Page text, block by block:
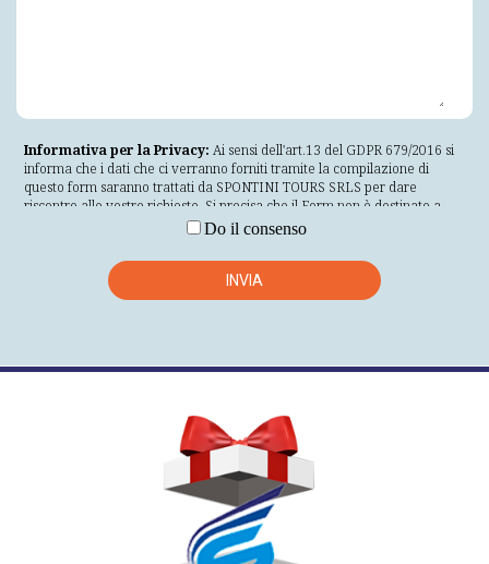
Informativa per la Privacy: Ai sensi dell'art.13 del GDPR 679/2016 si
informa che i dati che ci verranno forniti tramite la compilazione di
questo form saranno trattati da SPONTINI TOURS SRLS per dare
riscontro alle vostre richieste. Si precisa che il Form non è destinato a
visitatori di età inferiore a 16 anni o che non siano maggiorenni nella loro
specificati, non inserire i propri dati personali nel Form. La informiamo
inoltre che i dati personali a Lei riferibili saranno trattati nel rispetto
delle modalità indicate nell'art.5 del GDPR 679/2016 il quale prevede
con tali finalità; adeguati, pertinenti e limitati a quanto necessario
interessati per un arco di tempo non superiore al conseguimento delle
finalità per le quali sono trattati; trattati in maniera da garantire
un'adeguata sicurezza dei dati personali, compresa la protezione,
mediante misure tecniche e organizzative adeguate, da trattamenti non
autorizzati o illeciti e dalla perdita, dalla distruzione o dal danno
accidentali. Il conferimento dei dati si basa sul consenso dell'interessato
che è libero e facoltativo. Il mancato consenso comporterà l'impossibilità
di inviare i vostri dati e la vostra richiesta e l'impossibilità da parte nostra
Do il consenso
INVIA